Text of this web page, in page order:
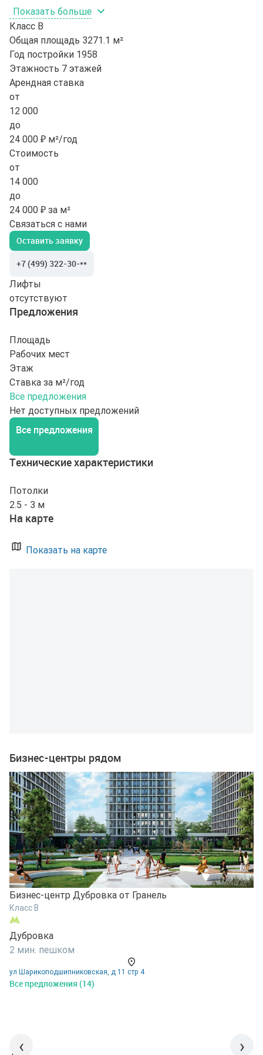
Показать больше
Класс B
Общая площадь 3271.1 м²
Год постройки 1958
Этажность 7 этажей
Арендная ставка
от
12 000
до
24 000 ₽ м²/год
Стоимость
от
14 000
до
24 000 ₽ за м²
Связаться с нами
Оставить заявку
+7 (499) 322-30-**
Лифты
отсутствуют
Предложения
Площадь
Рабочих мест
Этаж
Ставка за м²/год
Все предложения
Нет доступных предложений
Все предложения
Технические характеристики
Потолки
2.5 - 3 м
На карте
Показать на карте
Бизнес-центры рядом
Бизнес-центр Дубровка от Гранель
Класс B
Дубровка
2 мин. пешком
ул Шарикоподшипниковская, д 11 стр 4
Все предложения (14)
‹ ›
1/15